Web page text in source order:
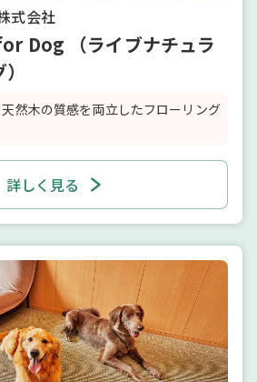
式会社
Dog （ライブナチュラ
然木の質感を両立したフローリング
詳しく見る